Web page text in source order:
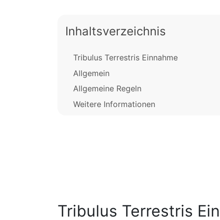
Inhaltsverzeichnis
Tribulus Terrestris Einnahme
Allgemein
Allgemeine Regeln
Weitere Informationen
Tribulus Terrestris